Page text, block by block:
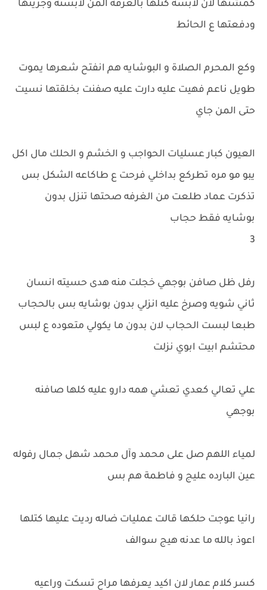
كمشتها لان لابسه كتلها بالغرفه المن لابسته وجريتها
ودفعتها ع الحائط
وكع المحرم الصلاة و البوشايه هم انفتح شعرها يموت
طويل ناعم فهيت عليه دارت عليه صفنت بخلقتها نسيت
حتى المن جاي
العيون كبار عسليات الحواجب و الخشم و الحلك مال اكل
يبو مو مره تطركع بداخلي فرحت ع طاكاعه الشكل بس
تذكرت عماد طلعت من الغرفه صحتها تنزل بدون
بوشايه فقط حجاب
3
رفل ظل صافن بوجهي خجلت منه هدى حسيته انسان
ثاني شويه وصرخ عليه انزلي بدون بوشايه بس بالحجاب
طبعا لبست الحجاب لان بدون ما يكولي متعوده ع لبس
محتشم ابيت ابوي نزلت
علي تعالي كعدي تعشي همه دارو عليه كلها صافنه
بوجهي
لمياء اللهم صل على محمد وآل محمد شهل جمال رفوله
عين البارده عليج و فاطمة هم بس
رانيا عوجت حلكها قالت عمليات ضاله رديت عليها كتلها
اعوذ بالله ما عدنه هيج سوالف
كسر كلام عمار لان اكيد يعرفها مراح تسكت وراعيه